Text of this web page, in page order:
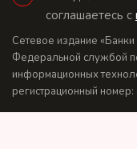
соглашаетесь с
Сетевое издание
Федеральной службой
информационных
регистрационный